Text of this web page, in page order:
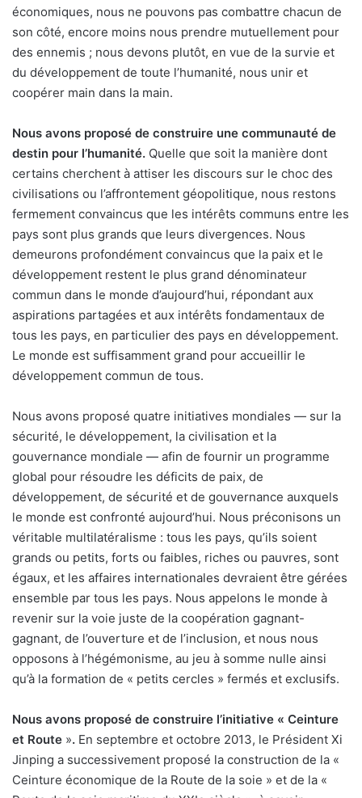
économiques, nous ne pouvons pas combattre chacun de
son côté, encore moins nous prendre mutuellement pour
des ennemis ; nous devons plutôt, en vue de la survie et
du développement de toute l’humanité, nous unir et
coopérer main dans la main.
Nous avons proposé de construire une communauté de
destin pour l’humanité. Quelle que soit la manière dont
certains cherchent à attiser les discours sur le choc des
civilisations ou l’affrontement géopolitique, nous restons
fermement convaincus que les intérêts communs entre les
pays sont plus grands que leurs divergences. Nous
demeurons profondément convaincus que la paix et le
développement restent le plus grand dénominateur
commun dans le monde d’aujourd’hui, répondant aux
aspirations partagées et aux intérêts fondamentaux de
tous les pays, en particulier des pays en développement.
Le monde est suffisamment grand pour accueillir le
développement commun de tous.
Nous avons proposé quatre initiatives mondiales — sur la
sécurité, le développement, la civilisation et la
gouvernance mondiale — afin de fournir un programme
global pour résoudre les déficits de paix, de
développement, de sécurité et de gouvernance auxquels
le monde est confronté aujourd’hui. Nous préconisons un
véritable multilatéralisme : tous les pays, qu’ils soient
grands ou petits, forts ou faibles, riches ou pauvres, sont
égaux, et les affaires internationales devraient être gérées
ensemble par tous les pays. Nous appelons le monde à
revenir sur la voie juste de la coopération gagnant-
gagnant, de l’ouverture et de l’inclusion, et nous nous
opposons à l’hégémonisme, au jeu à somme nulle ainsi
qu’à la formation de « petits cercles » fermés et exclusifs.
Nous avons proposé de construire l’initiative « Ceinture
et Route ». En septembre et octobre 2013, le Président Xi
Jinping a successivement proposé la construction de la «
Ceinture économique de la Route de la soie » et de la «